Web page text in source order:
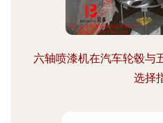
六轴喷漆机在汽车轮毂与
选择